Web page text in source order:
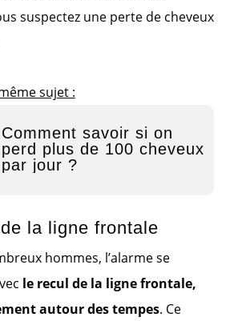
suspectez une perte de cheveux
sujet :
Comment savoir si on
perd plus de 100 cheveux
par jour ?
la ligne frontale
hommes, l’alarme se
le recul de la ligne frontale,
autour des tempes. Ce